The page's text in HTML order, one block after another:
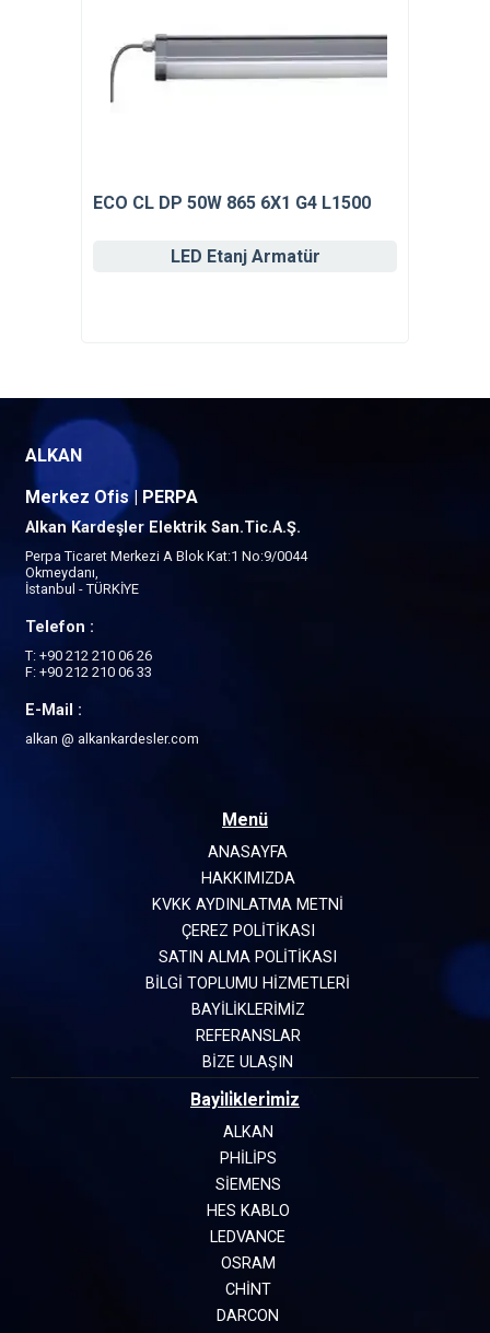
ECO CL DP 50W 865 6X1 G4 L1500
LED Etanj Armatür
ALKAN
Merkez Ofis | PERPA
Alkan Kardeşler Elektrik San.Tic.A.Ş.
Perpa Ticaret Merkezi A Blok Kat:1 No:9/0044
Okmeydanı,
İstanbul - TÜRKİYE
Telefon :
T: +90 212 210 06 26
F: +90 212 210 06 33
E-Mail :
alkan @ alkankardesler.com
Menü
ANASAYFA
HAKKIMIZDA
KVKK AYDINLATMA METNİ
ÇEREZ POLİTİKASI
SATIN ALMA POLİTİKASI
BİLGİ TOPLUMU HİZMETLERİ
BAYİLİKLERİMİZ
REFERANSLAR
BİZE ULAŞIN
Bayi̇li̇kleri̇mi̇z
ALKAN
PHILIPS
SIEMENS
HES KABLO
LEDVANCE
OSRAM
CHINT
DARCON